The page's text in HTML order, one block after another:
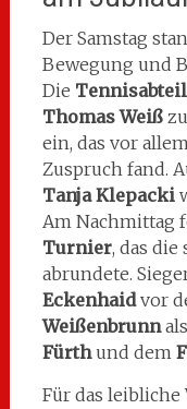
Der Samstag
Bewegung und
Die
Thomas Weiß
ein, das vor
Zuspruch fand.
Tanja Klepacki
Am Nachmittag
Turnier, das
abrundete.
Eckenhaidvor
Weißenbrunn
Fürthund dem
Für das leibliche